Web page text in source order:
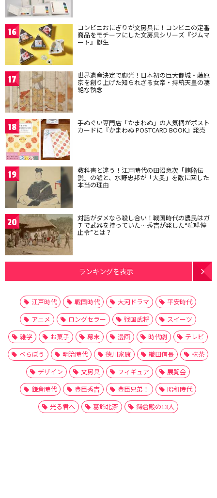
16 コンビニおにぎりが文房具に！コンビニの定番
商品をモチーフにした文房具シリーズ『ジムマ
ート』誕生
17 世界遺産決定で脚光！日本初の巨大都城・藤原
京を創り上げた知られざる女帝・持統天皇の凄
絶な執念
18 手ぬぐい専門店「かまわぬ」の人気柄がポスト
カードに『かまわぬ POSTCARD BOOK』発売
19 教科書と違う！江戸時代の田沼意次「賄賂伝
説」の嘘と、水野忠邦が「大奥」を敵に回した
本当の理由
20 対話がダメなら殺し合い！戦国時代の農民はガ
チで武器を持っていた…秀吉が発した“喧嘩停
止令”とは？
ランキングを表示
江戸時代 戦国時代 大河ドラマ
平安時代
アニメ
ロングセラー 戦国武将
スイーツ
雑学
お菓子 幕末 漫画 時代劇
テレビ
べらぼう
明治時代 徳川家康 織田信長
抹茶
デザイン
文房具 フィギュア
展覧会
鎌倉時代
豊臣秀吉 豊臣兄弟！
昭和時代
光る君へ
葛飾北斎 鎌倉殿の13人